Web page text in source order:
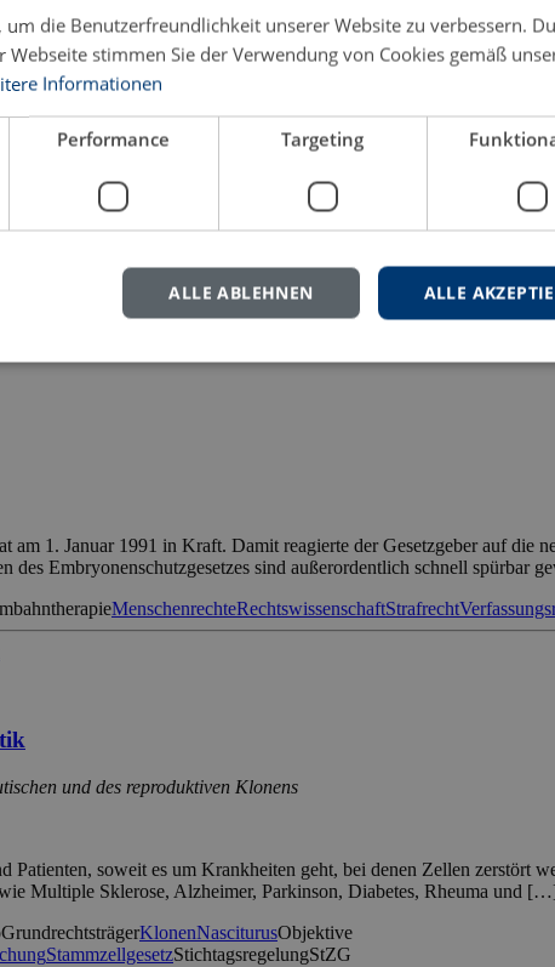
der Globalisierung Kästner, Karl-Hermann: Individuelle
Kühl, Kristian: […]
EthikGeschichtswissenschaft Globalisierung
StrafgesetzgebungStrafrechtswissenschaftStraftäterVertragsreiheit
am 1. Januar 1991 in Kraft. Damit reagierte der Gesetzgeber auf die
Embryonenschutzgesetzes sind außerordentlich schnell spürbar
MenschenrechteRechtswissenschaftStrafrecht
und des reproduktiven Klonens
soweit es um Krankheiten geht, bei denen Zellen zerstört
Multiple Sklerose, Alzheimer, Parkinson, Diabetes, Rheuma und
GrundrechtsträgerKlonenNasciturusObjektive
StammzellgesetzStichtagsregelungStZG
um die Benutzerfreundlichkeit unserer Website zu verbessern.
stimmen Sie der Verwendung von Cookies gemäß
Informationen
Performance Targeting
ALLE
ALLE ABLEHNEN